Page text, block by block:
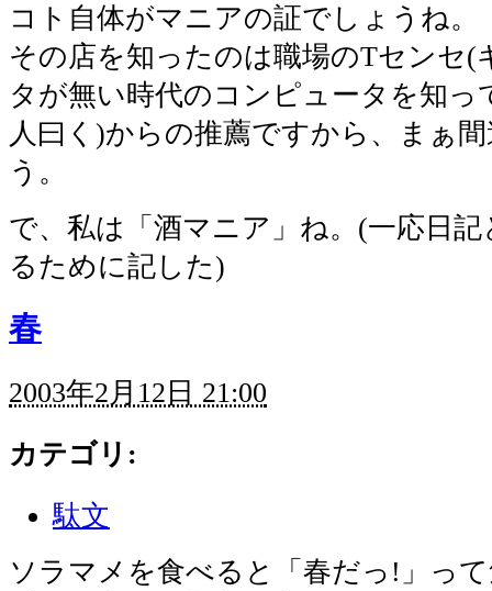
コト自体がマニアの証でしょうね。
その店を知ったのは職場のTセンセ(
タが無い時代のコンピュータを知っ
人曰く)からの推薦ですから、まぁ
う。
で、私は「酒マニア」ね。(一応日
るために記した)
春
2003年2月12日 21:00
カテゴリ :
駄文
ソラマメを食べると「春だっ!」っ